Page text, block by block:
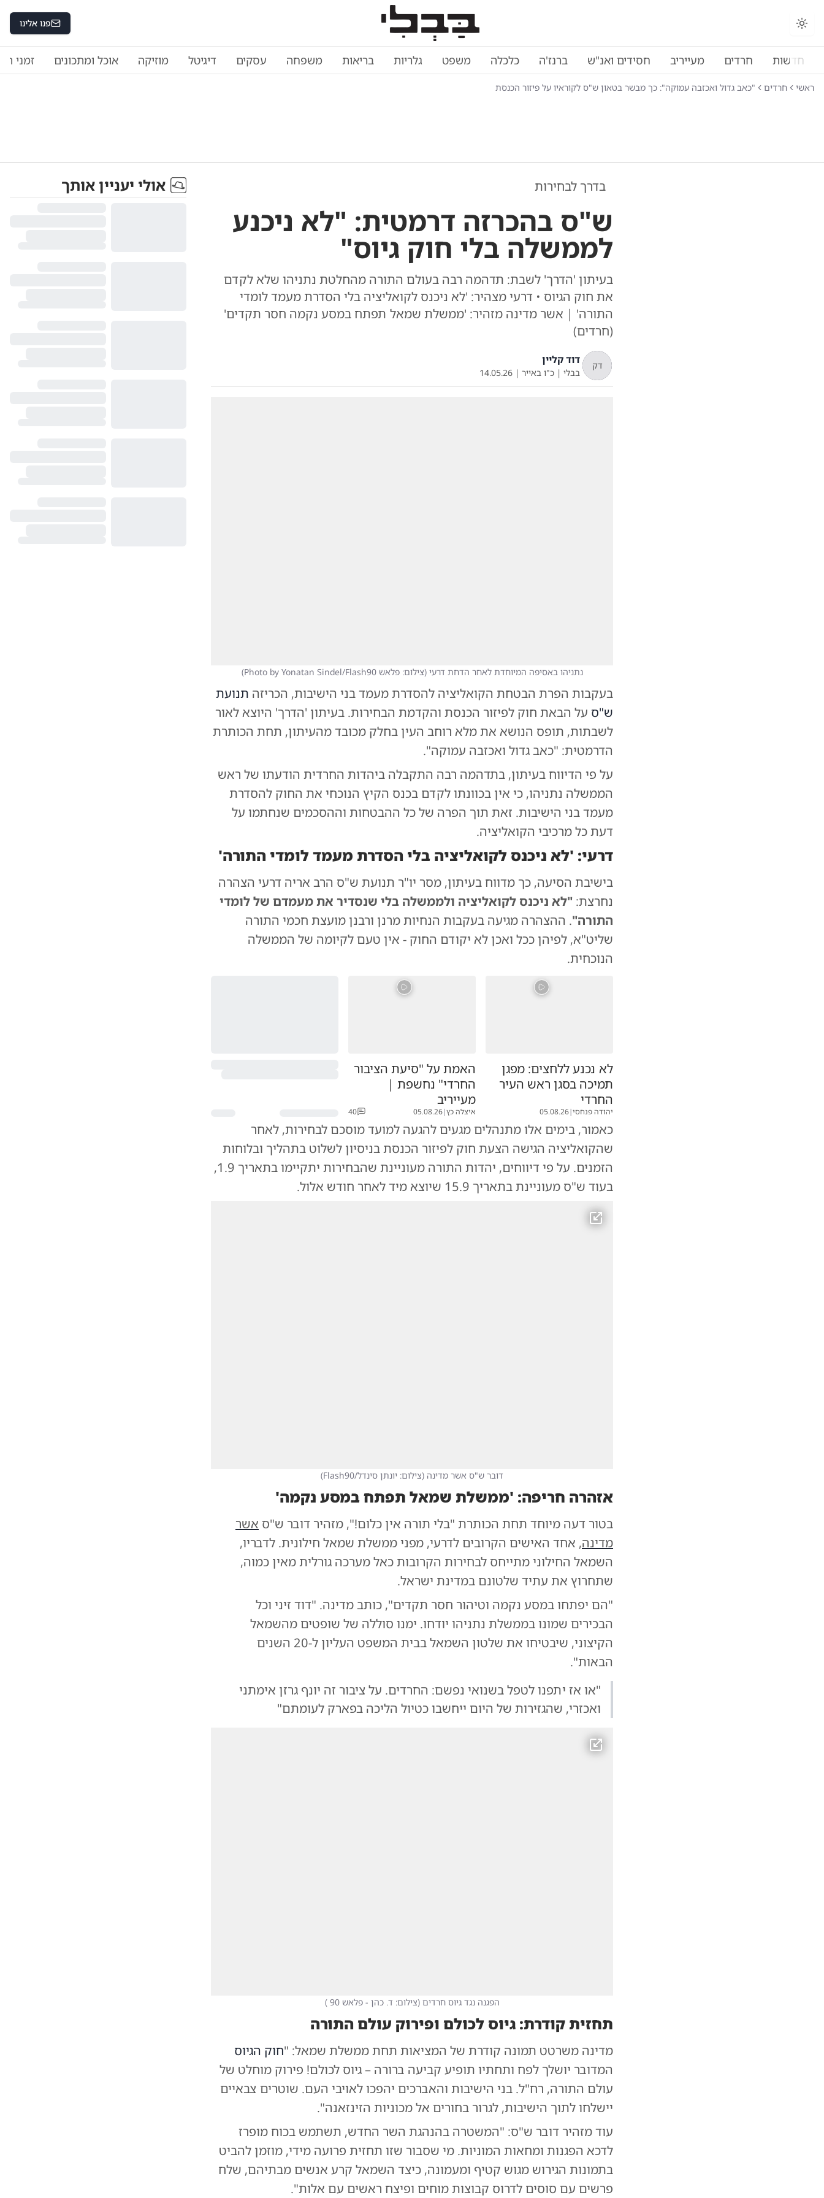
החלפת מצב תצוגה פנו אלינו
חדשות חרדים מעייריב חסידים ואנ"ש ברנז'ה כלכלה משפט גלריות בריאות משפחה עסקים דיגיטל מוזיקה אוכל ומתכונים זמני
ראשי חרדים "כאב גדול ואכזבה עמוקה": כך מבשר בטאון ש"ס לקוראיו על פיזור הכנסת
בדרך לבחירות
ש"ס בהכרזה דרמטית: "לא ניכנע
לממשלה בלי חוק גיוס"
בעיתון 'הדרך' לשבת: תדהמה רבה בעולם התורה מהחלטת נתניהו שלא לקדם
את חוק הגיוס • דרעי מצהיר: 'לא ניכנס לקואליציה בלי הסדרת מעמד לומדי
התורה' | אשר מדינה מזהיר: 'ממשלת שמאל תפתח במסע נקמה חסר תקדים'
(חרדים)
דק דוד קליין
בבלי| כ"ו באייר |
14.05.26
נתניהו באסיפה המיוחדת לאחר הדחת דרעי(צילום: פלאש Photo by Yonatan Sindel/Flash90 )
בעקבות הפרת הבטחת הקואליציה להסדרת מעמד בני הישיבות, הכריזה תנועת
ש"ס על הבאת חוק לפיזור הכנסת והקדמת הבחירות. בעיתון 'הדרך' היוצא לאור
לשבתות, תופס הנושא את מלא רוחב העין בחלק מכובד מהעיתון, תחת הכותרת
הדרמטית: "כאב גדול ואכזבה עמוקה".
על פי הדיווח בעיתון, בתדהמה רבה התקבלה ביהדות החרדית הודעתו של ראש
הממשלה נתניהו, כי אין בכוונתו לקדם בכנס הקיץ הנוכחי את החוק להסדרת
מעמד בני הישיבות. זאת תוך הפרה של כל ההבטחות וההסכמים שנחתמו על
דעת כל מרכיבי הקואליציה.
דרעי: 'לא ניכנס לקואליציה בלי הסדרת מעמד לומדי התורה'
בישיבת הסיעה, כך מדווח בעיתון, מסר יו"ר תנועת ש"ס הרב אריה דרעי הצהרה
נחרצת: "לא ניכנס לקואליציה ולממשלה בלי שנסדיר את מעמדם של לומדי
התורה". ההצהרה מגיעה בעקבות הנחיות מרנן ורבנן מועצת חכמי התורה
שליט"א, לפיהן ככל ואכן לא יקודם החוק - אין טעם לקיומה של הממשלה
הנוכחית.
לא נכנע ללחצים: מפגן
תמיכה בסגן ראש העיר
החרדי
יהודה פנחסי|
05.08.26
האמת על "סיעת הציבור
החרדי" נחשפת |
מעייריב
איצלה כץ|
05.08.26
40
כאמור, בימים אלו מתנהלים מגעים להגעה למועד מוסכם לבחירות, לאחר
שהקואליציה הגישה הצעת חוק לפיזור הכנסת בניסיון לשלוט בתהליך ובלוחות
הזמנים. על פי דיווחים, יהדות התורה מעוניינת שהבחירות יתקיימו בתאריך 1.9,
בעוד ש"ס מעוניינת בתאריך 15.9 שיוצא מיד לאחר חודש אלול.
דובר ש"ס אשר מדינה (צילום: יונתן סינדל/Flash90 )
אזהרה חריפה: 'ממשלת שמאל תפתח במסע נקמה'
בטור דעה מיוחד תחת הכותרת "בלי תורה אין כלום!", מזהיר דובר ש"ס אשר
מדינה, אחד האישים הקרובים לדרעי, מפני ממשלת שמאל חילונית. לדבריו,
השמאל החילוני מתייחס לבחירות הקרובות כאל מערכה גורלית מאין כמוה,
שתחרוץ את עתיד שלטונם במדינת ישראל.
"הם יפתחו במסע נקמה וטיהור חסר תקדים", כותב מדינה. "דוד זיני וכל
הבכירים שמונו בממשלת נתניהו יודחו. ימנו סוללה של שופטים מהשמאל
הקיצוני, שיבטיחו את שלטון השמאל בבית המשפט העליון ל-20 השנים
הבאות".
"או אז יתפנו לטפל בשנואי נפשם: החרדים. על ציבור זה יונף גרזן אימתני
ואכזרי, שהגזירות של היום ייחשבו כטיול הליכה בפארק לעומתם"
הפגנה נגד גיוס חרדים(צילום: ד. כהן - פלאש 90 )
תחזית קודרת: גיוס לכולם ופירוק עולם התורה
מדינה משרטט תמונה קודרת של המציאות תחת ממשלת שמאל: "חוק הגיוס
המדובר יושלך לפח ותחתיו תופיע קביעה ברורה – גיוס לכולם! פירוק מוחלט של
עולם התורה, רח"ל. בני הישיבות והאברכים יהפכו לאויבי העם. שוטרים צבאיים
יישלחו לתוך הישיבות, לגרור בחורים אל מכוניות הזינזאנה".
עוד מזהיר דובר ש"ס: "המשטרה בהנהגת השר החדש, תשתמש בכוח מופרז
לדכא הפגנות ומחאות המוניות. מי שסבור שזו תחזית פרועה מידי, מוזמן להביט
בתמונות הגירוש מגוש קטיף ומעמונה, כיצד השמאל קרע אנשים מבתיהם, שלח
פרשים עם סוסים לדרוס קבוצות מוחים ופיצח ראשים עם אלות".
אולי יעניין אותך